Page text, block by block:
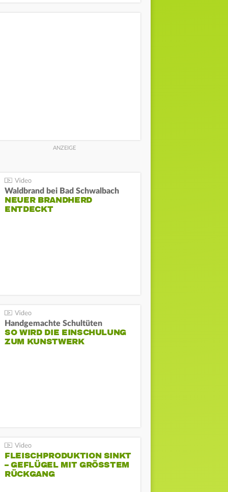
Waldbrand bei Bad Schwalbach
NEUER BRANDHERD
ENTDECKT
Handgemachte Schultüten
SO WIRD DIE EINSCHULUNG
ZUM KUNSTWERK
FLEISCHPRODUKTION SINKT
– GEFLÜGEL MIT GRÖSSTEM R
ÜCKGANG